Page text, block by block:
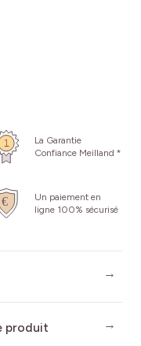
La Garantie
Confiance Meilland *
Un paiement en
ligne 100% sécurisé
produit